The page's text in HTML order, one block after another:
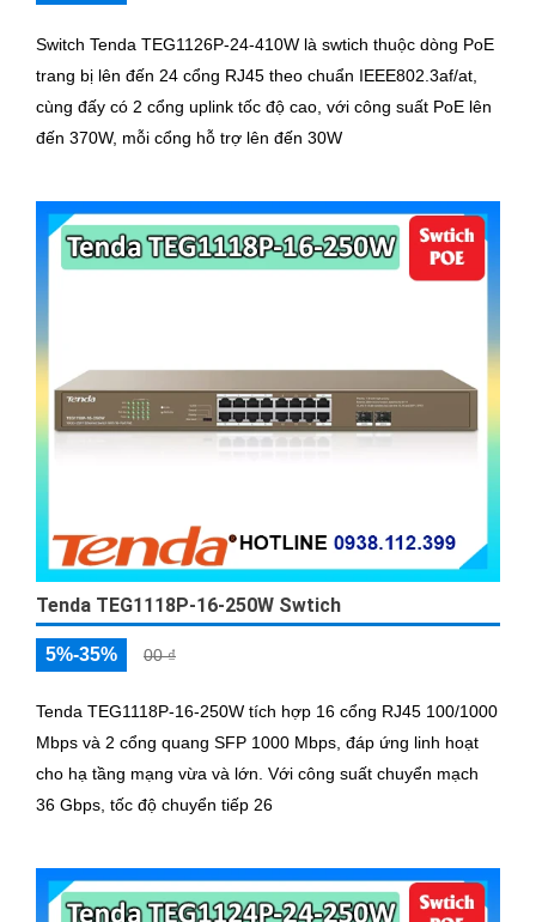
Switch Tenda TEG1126P-24-410W là swtich thuộc dòng PoE
trang bị lên đến 24 cổng RJ45 theo chuẩn IEEE802.3af/at,
cùng đấy có 2 cổng uplink tốc độ cao, với công suất PoE lên
đến 370W, mỗi cổng hỗ trợ lên đến 30W
Tenda TEG1118P-16-250W Swtich
5%-35% 00 ₫
Tenda TEG1118P-16-250W tích hợp 16 cổng RJ45 100/1000
Mbps và 2 cổng quang SFP 1000 Mbps, đáp ứng linh hoạt
cho hạ tầng mạng vừa và lớn. Với công suất chuyển mạch
36 Gbps, tốc độ chuyển tiếp 26